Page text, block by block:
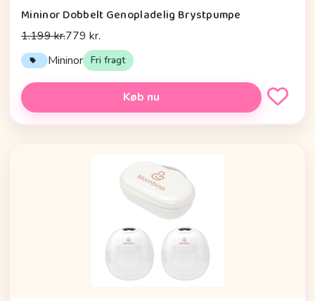
Mininor Dobbelt Genopladelig Brystpumpe
1.199 kr.779 kr.
Mininor Fri fragt
Køb nu